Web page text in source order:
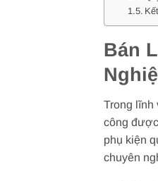
Bán
Trong lĩnh
công
phụ kiện
chuyên